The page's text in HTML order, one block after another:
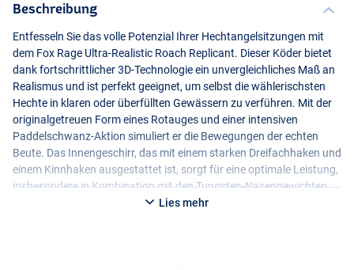
Beschreibung
Entfesseln Sie das volle Potenzial Ihrer Hechtangelsitzungen mit
dem Fox Rage Ultra-Realistic Roach Replicant. Dieser Köder bietet
dank fortschrittlicher 3D-Technologie ein unvergleichliches Maß an
Realismus und ist perfekt geeignet, um selbst die wählerischsten
Hechte in klaren oder überfüllten Gewässern zu verführen. Mit der
originalgetreuen Form eines Rotauges und einer intensiven
Paddelschwanz-Aktion simuliert er die Bewegungen der echten
Beute. Das Innengeschirr, das mit einem starken Dreifachhaken und
einem Kinnhaken ausgestattet ist, sorgt für eine optimale Leistung,
insbesondere in Kombination mit den Tungsten-Nasengewichten.
Lies mehr